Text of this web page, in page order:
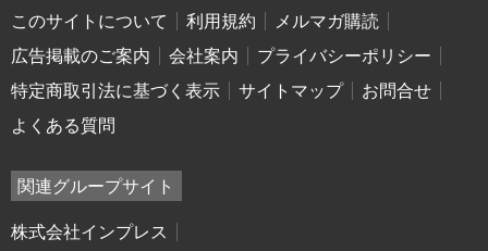
このサイトについて 利用規約
メルマガ購読
広告掲載のご案内
会社案内
プライバシーポリシー
特定商取引法に基づく表示
サイトマップ
お問合せ
よくある質問
関連グループサイト
株式会社インプレス